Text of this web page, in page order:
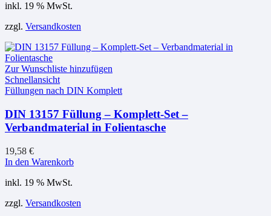
inkl. 19 % MwSt.
zzgl. Versandkosten
Zur Wunschliste hinzufügen
Schnellansicht
Füllungen nach DIN Komplett
DIN 13157 Füllung – Komplett-Set –
Verbandmaterial in Folientasche
19,58 €
In den Warenkorb
inkl. 19 % MwSt.
zzgl. Versandkosten